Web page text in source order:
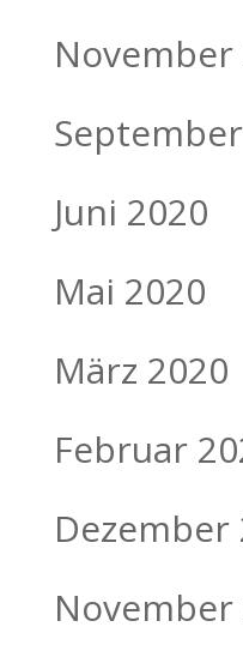
November
Juni 2020
Mai 2020
März 2020
Februar
Dezember
November